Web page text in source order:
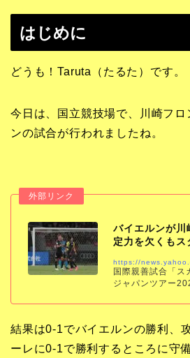
はじめに
どうも！Taruta（たるた）です。
今日は、国立競技場で、川崎フ
ンの試合が行われましたね。
バイエルンが
定力を欠くもス
国際親善試合「ス
ジャパンツアー
9日に国立競技場
結果は0-1でバイエルンの勝利、
ーレに0-1で勝利するところに守